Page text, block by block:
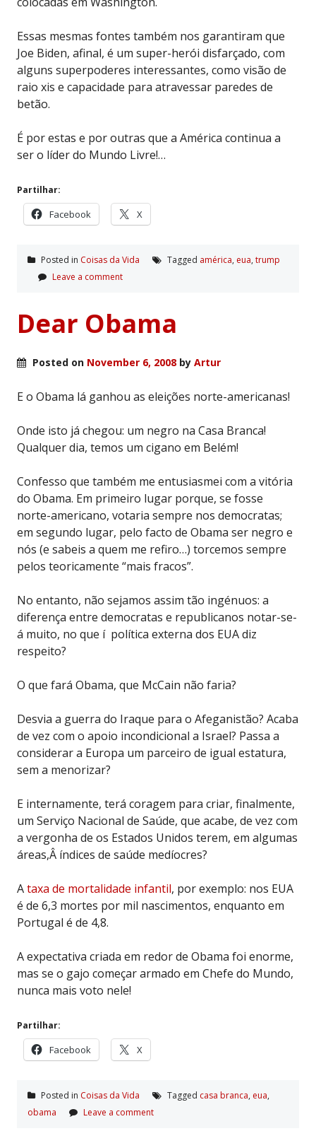
Essas mesmas fontes também nos garantiram que
Joe Biden, afinal, é um super-herói disfarçado, com
alguns superpoderes interessantes, como visão de
raio xis e capacidade para atravessar paredes de
betão.
É por estas e por outras que a América continua a
ser o líder do Mundo Livre!…
Partilhar:
Facebook X
Posted in Coisas da Vida Tagged américa, eua, trump
Leave a comment
Dear Obama
Posted on November 6, 2008 by Artur
E o Obama lá ganhou as eleições norte-americanas!
Onde isto já chegou: um negro na Casa Branca!
Qualquer dia, temos um cigano em Belém!
Confesso que também me entusiasmei com a vitória
do Obama. Em primeiro lugar porque, se fosse
norte-americano, votaria sempre nos democratas;
em segundo lugar, pelo facto de Obama ser negro e
nós (e sabeis a quem me refiro…) torcemos sempre
pelos teoricamente “mais fracos”.
No entanto, não sejamos assim tão ingénuos: a
diferença entre democratas e republicanos notar-se-
á muito, no que í política externa dos EUA diz
respeito?
O que fará Obama, que McCain não faria?
Desvia a guerra do Iraque para o Afeganistão? Acaba
de vez com o apoio incondicional a Israel? Passa a
considerar a Europa um parceiro de igual estatura,
sem a menorizar?
E internamente, terá coragem para criar, finalmente,
um Serviço Nacional de Saúde, que acabe, de vez com
a vergonha de os Estados Unidos terem, em algumas
áreas,Â índices de saúde medíocres?
Ataxa de mortalidade infantil, por exemplo: nos EUA
é de 6,3 mortes por mil nascimentos, enquanto em
Portugal é de 4,8.
A expectativa criada em redor de Obama foi enorme,
mas se o gajo começar armado em Chefe do Mundo,
nunca mais voto nele!
Partilhar:
Facebook X
Posted in Coisas da Vida Tagged casa branca, eua,
obama
Leave a comment